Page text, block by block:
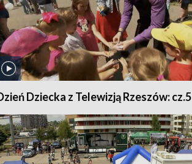
Dziecka z Telewizją Rzeszów: cz.5